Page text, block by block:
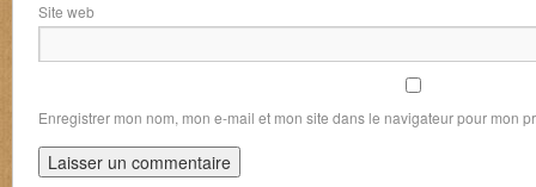
Site web
Enregistrer mon nom, mon e-mail et mon site dans le navigateur pour mon